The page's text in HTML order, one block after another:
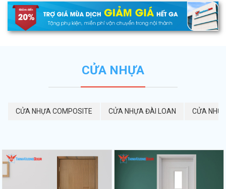
CỬA NHỰA
CỬA NHỰA COMPOSITE CỬA NHỰA ĐÀI LOAN CỬA